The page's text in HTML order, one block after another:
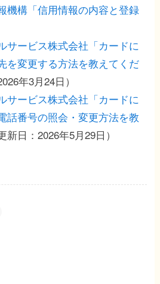
機構「信用情報の内容と登録
サービス株式会社「カードに
を変更する方法を教えてくだ
年3月24日）
サービス株式会社「カードに
話番号の照会・変更方法を教
新日：2026年5月29日）